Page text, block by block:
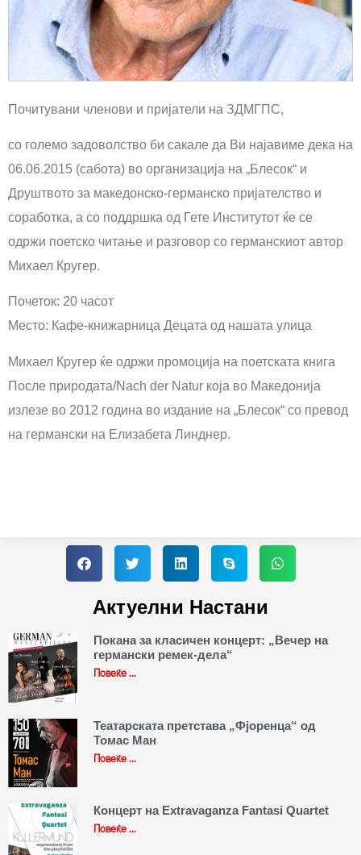
Почитувани членови и пријатели на ЗДМГПС,
со големо задоволство би сакале да Ви најавиме дека на
06.06.2015 (сабота) во организација на „Блесок“ и
Друштвото за македонско-германско пријателство и
соработка, а со поддршка од Гете Институтот ќе се
одржи поетско читање и разговор со германскиот автор
Михаел Кругер.
Почеток: 20 часот
Место: Кафе-книжарница Децата од нашата улица
Михаел Кругер ќе одржи промоција на поетската книга
После природата/Nach der Natur која во Македонија
излезе во 2012 година во издание на „Блесок“ со превод
на германски на Елизабета Линднер.
Актуелни Настани
Покана за класичен концерт: „Вечер на
германски ремек-дела“
Повеќе ...
Театарската претстава „Фјоренца“ од
Томас Ман
Повеќе ...
Концерт на Extravaganza Fantasi Quartet
Повеќе ...